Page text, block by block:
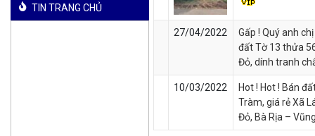
27/04/2022
Gấp ! Quý anh
đất Tờ 13 thửa
Đỏ, dính tranh
10/03/2022
Hot ! Hot ! Bán
Tràm, giá rẻ Xã
Đỏ, Bà Rịa –
TIN TRANG CHỦ